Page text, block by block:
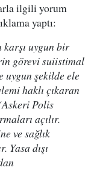
ilgili yorum
yaptı:
uygun bir
görevi suiistimal
şekilde ele
haklı çıkaran
Polis
açılır.
ve sağlık
Yasa dışı